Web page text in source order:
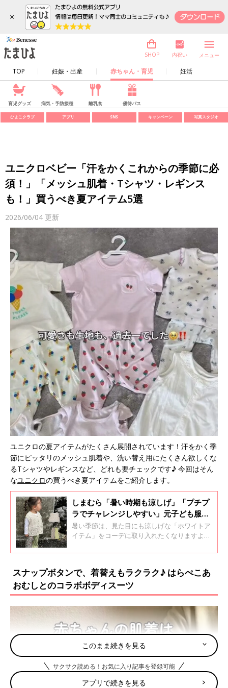
×
TOP 妊娠・出産 赤ちゃん・育児 妊活
SHOP 内祝い メニュー
育児グッズ 病気・予防接種 離乳食 優待パス
ひよこクラブ アプリ SNS キャンペーン 写真スタジオ
ユニクロベビー「汗をかくこれからの季節に必
須！」「メッシュ肌着・Tシャツ・レギンス
も！」買うべき夏アイテム5選
2026/06/04 更新
ユニクロの夏アイテムがたくさん展開されています！汗をかく季
節にピッタリのメッシュ肌着や、洗い替え用にたくさん欲しくな
るTシャツやレギンスなど、どれも要チェックです♪ 今回はそん
なユニクロの買うべき夏アイテムをご紹介します。
しまむら「暑い時期も涼しげ」「プチプ
ラでチャレンジしやすい」元子ども服販
売員ライターが推す★ホワイトアイテム
5選
暑い季節は、見た目にも涼しげな「ホワイトア
イテム」をコーデに取り入れたくなりますよ
らでゲットできるホワイトアイテムを集めまし
ているので、ぜひチェックしてくださいね♪
スナップボタンで、着替えもラクラク♪ はらぺこあ
おむしとのコラボボディスーツ
このまま続きを見る
サクサク読める！お気に入り記事を登録可能
アプリで続きを見る